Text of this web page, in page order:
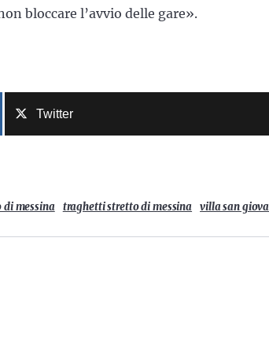
bloccare l’avvio delle gare».
Twitter
di messina traghetti stretto di messina villa san